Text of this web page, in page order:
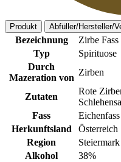
Produkt Abfüller/Hersteller/
Bezeichnung
Zirbe Fass
Typ
Spirituose
Durch
Mazeration von
Zirben
Zutaten
Rote
Fass
Eichenfass
Herkunftsland
Österreich
Region
Steiermark
Alkohol
38%